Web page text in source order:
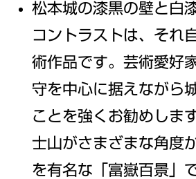
松本城の漆黒の壁と白
コントラストは、それ
術作品です。芸術愛好
守を中心に据えながら
ことを強くお勧めしま
士山がさまざまな角度
を有名な「富嶽百景」